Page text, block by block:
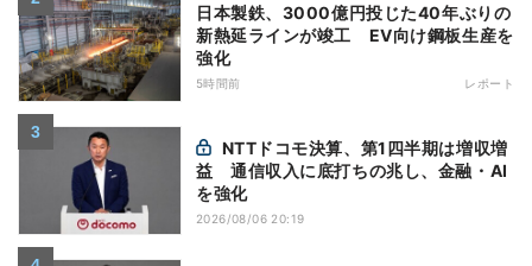
日本製鉄、3000億円投じた40年ぶりの
新熱延ラインが竣工 EV向け鋼板生産を
強化
5時間前 レポート
益 通信収入に底打ちの兆し、金融・AI
を強化
2026/08/06 20:19